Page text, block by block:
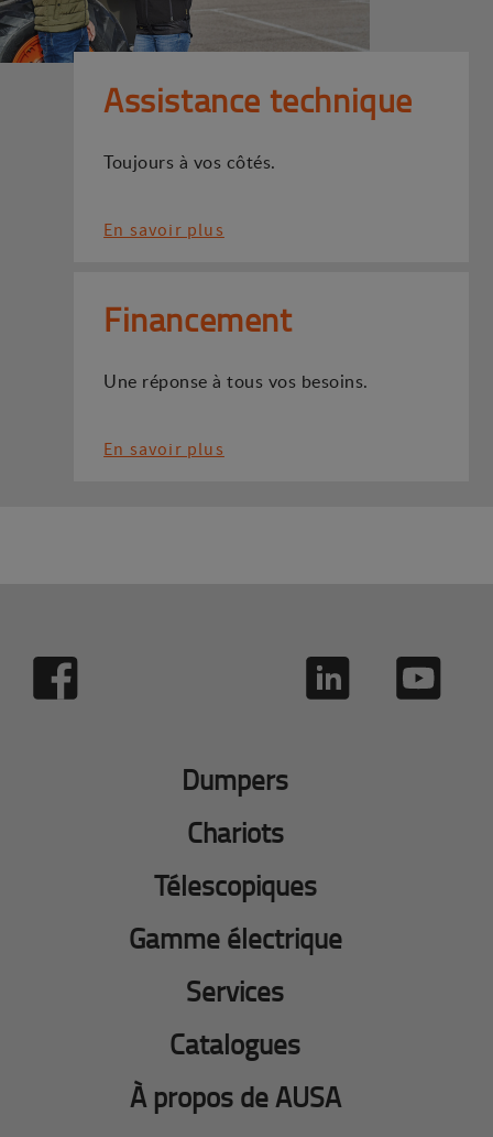
Assistance technique
Toujours à vos côtés.
En savoir plus
Financement
Une réponse à tous vos besoins.
En savoir plus
Dumpers
Chariots
Télescopiques
Gamme électrique
Services
Catalogues
À propos de AUSA